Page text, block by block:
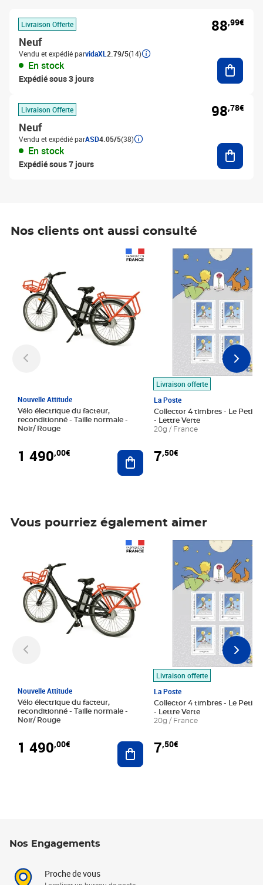
Livraison Offerte
Neuf
Vendu et expédié parvidaXL 2.79/5(14)
En stock
Expédié sous 3 jours
88,99€
Livraison Offerte
Neuf
Vendu et expédié parASD4.05/5(38)
En stock
Expédié sous 7 jours
98,78€
Nos clients ont aussi consulté
Nouvelle Attitude
Vélo électrique du facteur,
reconditionné - Taille normale -
Noir/ Rouge
1 490,00€ Ajouter au panier
Livraison offerte
La Poste
Collector 4 timbres - Le Petit
- Lettre Verte
20g / France
7,50€
Prix 7,50€
Vous pourriez également aimer
Nouvelle Attitude
Vélo électrique du facteur,
reconditionné - Taille normale -
Noir/ Rouge
1 490,00€ Ajouter au panier
Livraison offerte
La Poste
Collector 4 timbres - Le Petit
- Lettre Verte
20g / France
7,50€
Prix 7,50€
Nos Engagements
Proche de vous